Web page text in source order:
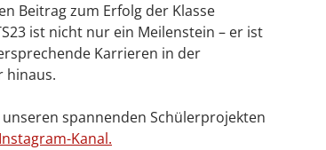
Beitrag zum Erfolg der Klasse
ist nicht nur ein Meilenstein – er ist
Karrieren in der
hinaus.
spannenden Schülerprojekten
Instagram-Kanal.